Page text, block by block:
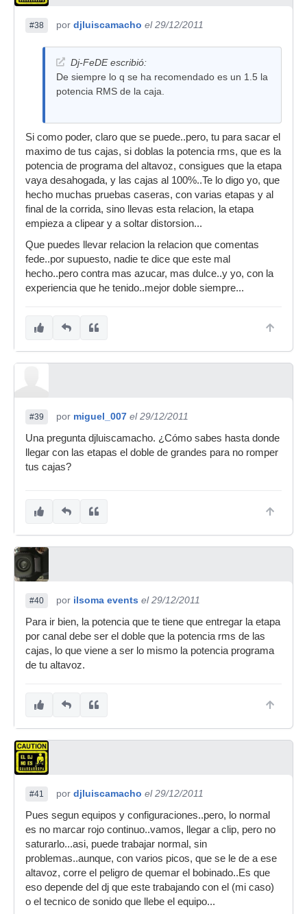
#38 por djluiscamacho el 29/12/2011
Dj-FeDE escribió:
De siempre lo q se ha recomendado es un 1.5 la
potencia RMS de la caja.
Si como poder, claro que se puede..pero, tu para sacar el
maximo de tus cajas, si doblas la potencia rms, que es la
potencia de programa del altavoz, consigues que la etapa
vaya desahogada, y las cajas al 100%..Te lo digo yo, que
hecho muchas pruebas caseras, con varias etapas y al
final de la corrida, sino llevas esta relacion, la etapa
empieza a clipear y a soltar distorsion...
Que puedes llevar relacion la relacion que comentas
fede..por supuesto, nadie te dice que este mal
hecho..pero contra mas azucar, mas dulce..y yo, con la
experiencia que he tenido..mejor doble siempre...
#39 por miguel_007 el 29/12/2011
Una pregunta djluiscamacho. ¿Cómo sabes hasta donde
llegar con las etapas el doble de grandes para no romper
tus cajas?
#40 por ilsoma events el 29/12/2011
Para ir bien, la potencia que te tiene que entregar la etapa
por canal debe ser el doble que la potencia rms de las
cajas, lo que viene a ser lo mismo la potencia programa
de tu altavoz.
#41 por djluiscamacho el 29/12/2011
Pues segun equipos y configuraciones..pero, lo normal
es no marcar rojo continuo..vamos, llegar a clip, pero no
saturarlo...asi, puede trabajar normal, sin
problemas..aunque, con varios picos, que se le de a ese
altavoz, corre el peligro de quemar el bobinado..Es que
eso depende del dj que este trabajando con el (mi caso)
o el tecnico de sonido que llebe el equipo...